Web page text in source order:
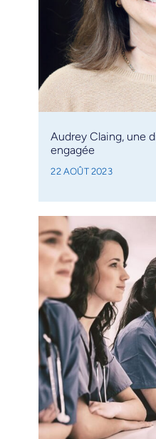
Audrey Claing, une
engagée
22 AOÛT 2023